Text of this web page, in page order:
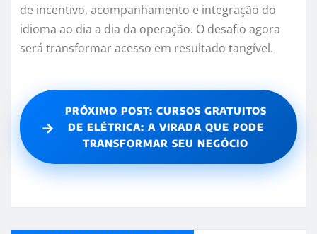
de incentivo, acompanhamento e integração do
idioma ao dia a dia da operação. O desafio agora
será transformar acesso em resultado tangível.
→
PRÓXIMO POST: CURSOS GRATUITOS
DE ELÉTRICA: A VIRADA QUE PODE
TRANSFORMAR SEU NEGÓCIO